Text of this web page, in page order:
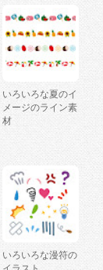
いろいろな夏のイ
メージのライン素
材
いろいろな漫符の